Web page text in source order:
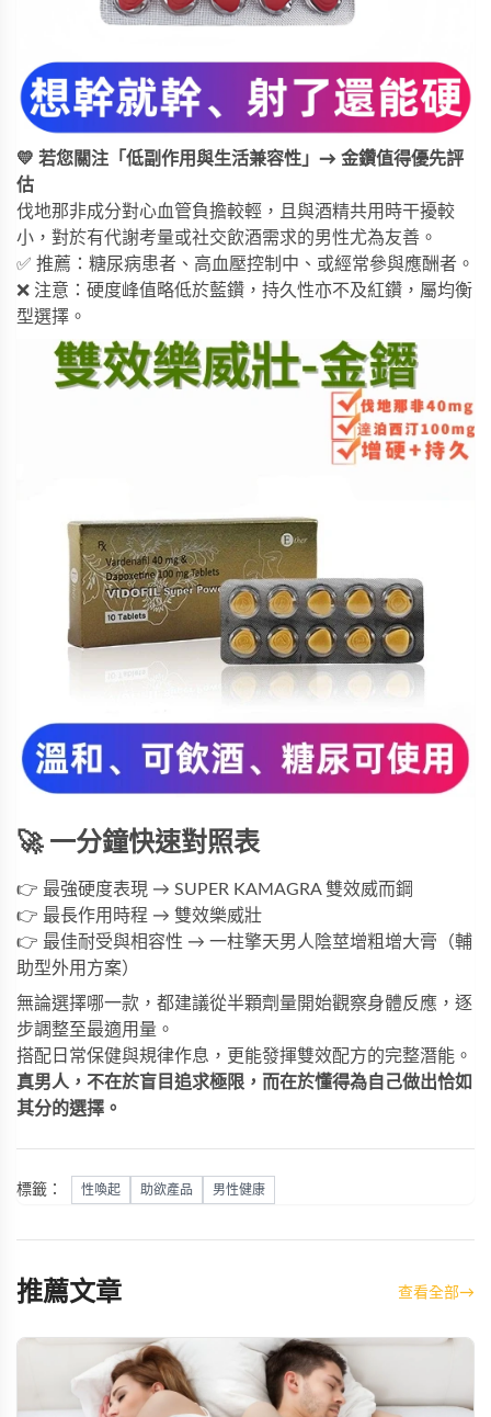
💛 若您關注「低副作用與生活兼容性」→ 金鑽值得優先評
估
伐地那非成分對心血管負擔較輕，且與酒精共用時干擾較
小，對於有代謝考量或社交飲酒需求的男性尤為友善。
✅ 推薦：糖尿病患者、高血壓控制中、或經常參與應酬者。
❌ 注意：硬度峰值略低於藍鑽，持久性亦不及紅鑽，屬均衡
型選擇。
🚀 一分鐘快速對照表
👉 最強硬度表現 → SUPER KAMAGRA 雙效威而鋼
👉 最長作用時程 → 雙效樂威壯
👉 最佳耐受與相容性 → 一柱擎天男人陰莖增粗增大膏 （輔
助型外用方案）
無論選擇哪一款，都建議從半顆劑量開始觀察身體反應，逐
步調整至最適用量。
搭配日常保健與規律作息，更能發揮雙效配方的完整潛能。
真男人，不在於盲目追求極限，而在於懂得為自己做出恰如
其分的選擇。
標籤： 性喚起 助欲產品 男性健康
推薦文章 查看全部→